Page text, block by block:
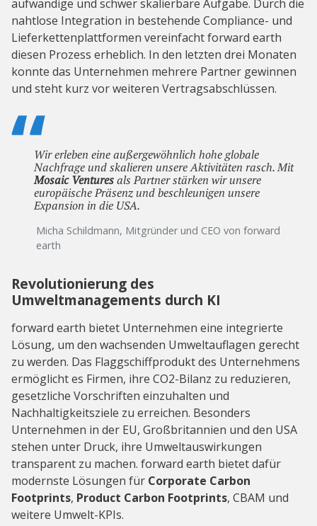
aufwändige und schwer skalierbare Aufgabe. Durch die
nahtlose Integration in bestehende Compliance- und
Lieferkettenplattformen vereinfacht forward earth
diesen Prozess erheblich. In den letzten drei Monaten
konnte das Unternehmen mehrere Partner gewinnen
und steht kurz vor weiteren Vertragsabschlüssen.
Wir erleben eine außergewöhnlich hohe globale
Nachfrage und skalieren unsere Aktivitäten rasch. Mit
Mosaic Venturesals Partner stärken wir unsere
europäische Präsenz und beschleunigen unsere
Expansion in die USA.
Micha Schildmann, Mitgründer und CEO von forward
earth
Revolutionierung des
Umweltmanagements durch KI
forward earth bietet Unternehmen eine integrierte
Lösung, um den wachsenden Umweltauflagen gerecht
zu werden. Das Flaggschiffprodukt des Unternehmens
ermöglicht es Firmen, ihre CO2-Bilanz zu reduzieren,
gesetzliche Vorschriften einzuhalten und
Nachhaltigkeitsziele zu erreichen. Besonders
Unternehmen in der EU, Großbritannien und den USA
stehen unter Druck, ihre Umweltauswirkungen
transparent zu machen. forward earth bietet dafür
modernste Lösungen für Corporate Carbon
Footprints, Product Carbon Footprints, CBAM und
weitere Umwelt-KPIs.